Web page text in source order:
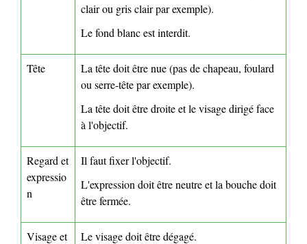
clair ou gris clair par exemple).
Le fond blanc est interdit.
Tête
La tête doit être nue (pas de chapeau, foulard
ou serre-tête par exemple).
La tête doit être droite et le visage dirigé face
à l'objectif.
Regard et
expressio
n
Il faut fixer l'objectif.
L'expression doit être neutre et la bouche doit
être fermée.
Visage et
Le visage doit être dégagé.